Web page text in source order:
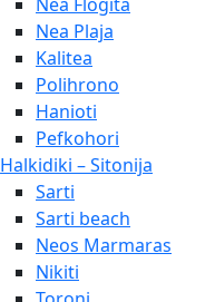
Nea Plaja
Kalitea
Polihrono
Hanioti
Pefkohori
Halkidiki – Sitonija
Sarti
Sarti beach
Neos Marmaras
Nikiti